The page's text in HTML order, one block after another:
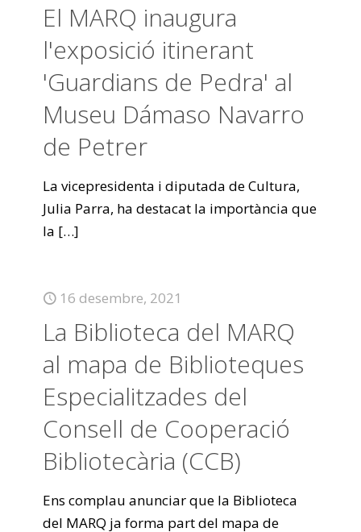
El MARQ inaugura
l'exposició itinerant
'Guardians de Pedra' al
Museu Dámaso Navarro
de Petrer
La vicepresidenta i diputada de Cultura,
Julia Parra, ha destacat la importància que
la […]
16 desembre, 2021
La Biblioteca del MARQ
al mapa de Biblioteques
Especialitzades del
Consell de Cooperació
Bibliotecària (CCB)
Ens complau anunciar que la Biblioteca
del MARQ ja forma part del mapa de